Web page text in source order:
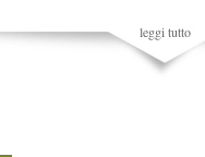
leggi tutto